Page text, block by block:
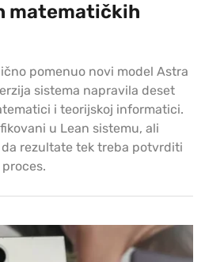
matematičkih
pomenuo novi model Astra
sistema napravila deset
i teorijskoj informatici.
u Lean sistemu, ali
rezultate tek treba potvrditi